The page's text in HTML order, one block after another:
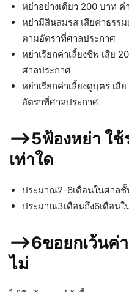
หย่าอย่างเดียว 200 บาท
หย่ามีสินสมรส เสียค่าธรร
ตามอัตราที่ศาลประกาศ
หย่าเรียกค่าเลี้ยงชีพ เสีย
ศาลประกาศ
หย่าเรียกค่าเลี้ยงดูบุตร เ
อัตราที่ศาลประกาศ
–>5ฟ้องหย่า ใ
เท่าใด
ประมาณ2-6เดือนในศาล
ประมาณ3เดือนถึง6เดือน
–>6ขอยกเว้นค่
ไม่